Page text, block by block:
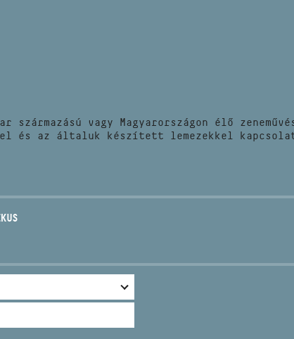
KAPCSOLAT
származású vagy Magyarországon élő
és az általuk készített lemezekkel